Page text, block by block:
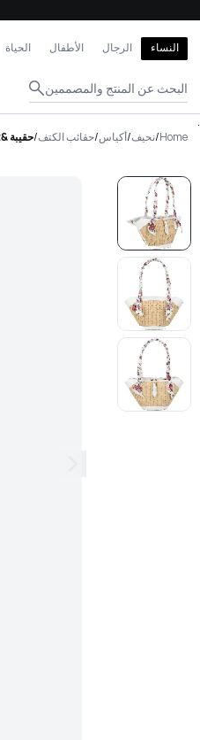
النساء الرجال الأطفال الحياة
البحث عن المنتج والمصممين
إغلاق
.
Home
/نحيف/أكياس/حقائب الكتف/حقيبة &quot;كابري&quot;